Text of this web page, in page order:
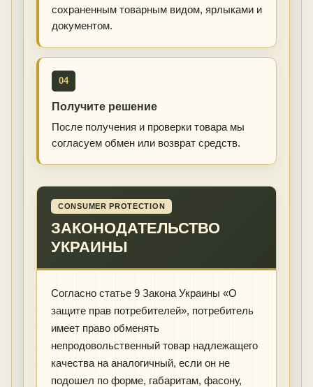
сохраненным товарным видом, ярлыками и
документом.
04
Получите решение
После получения и проверки товара мы
согласуем обмен или возврат средств.
CONSUMER PROTECTION
ЗАКОНОДАТЕЛЬСТВО
УКРАИНЫ
Согласно статье 9 Закона Украины «О
защите прав потребителей», потребитель
имеет право обменять
непродовольственный товар надлежащего
качества на аналогичный, если он не
подошел по форме, габаритам, фасону,